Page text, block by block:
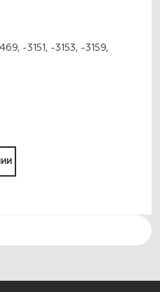
-3151, -3153, -3159,